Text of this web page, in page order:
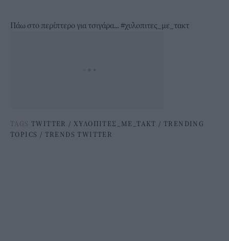
Πάω στο περίπτερο για τσιγάρα... #χυλοπιτες_με_τακτ
TAGS TWITTER / ΧΥΛΟΠΙΤΕΣ_ΜΕ_ΤΑΚΤ / TRENDING
TOPICS / TRENDS TWITTER